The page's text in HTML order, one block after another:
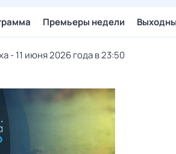
Премьеры недели
- 11 июня 2026 года в 23:50